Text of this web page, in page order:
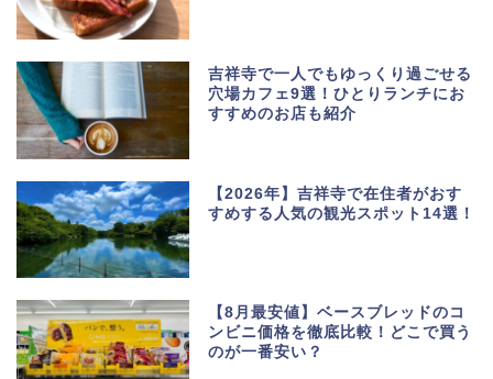
吉祥寺で一人でもゆっくり過ごせる
穴場カフェ9選！ひとりランチにお
すすめのお店も紹介
【2026年】吉祥寺で在住者がおす
すめする人気の観光スポット14選！
【8月最安値】ベースブレッドのコ
ンビニ価格を徹底比較！どこで買う
のが一番安い？